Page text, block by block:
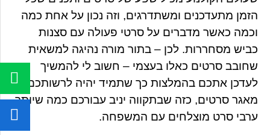
הזמן מתעדכנים ומשתדרגים, וזה נכון על אחת כמה
וכמה כאשר מדברים על סרטי פעולה עם סצנות
כביש מסחררות. לכן – בתור מורה נהיגה למשאית
שחובב סרטים כאלו בעצמי – חשוב לי להמשיך
לעדכן אתכם בהמלצות כך שתמיד יהיה לרשותכם
מאגר סרטים, כזה שבתקווה יניב עבורכם כמה שיותר
ערבי סרט מוצלחים עם המשפחה.